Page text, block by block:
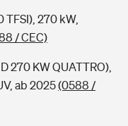
TFSI), 270 kW,
/ CEC)
270 KW QUATTRO),
ab 2025(0588 /